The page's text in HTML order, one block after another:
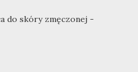
do skóry zmęczonej -